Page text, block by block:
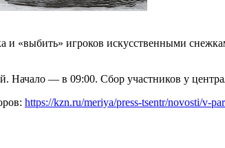
и «выбить» игроков искусственными
— в 09:00. Сбор участников у
https://kzn.ru/meriya/press-tsentr/novosti/v-